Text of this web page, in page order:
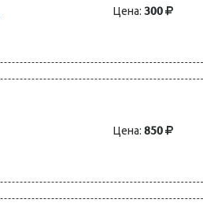
Цена: 300
Цена: 850